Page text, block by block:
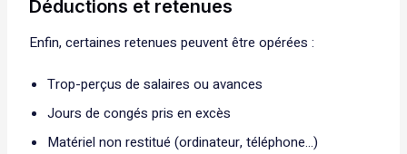
Déductions et retenues
Enfin, certaines retenues peuvent être opérées :
Trop-perçus de salaires ou avances
Jours de congés pris en excès
Matériel non restitué (ordinateur, téléphone…)